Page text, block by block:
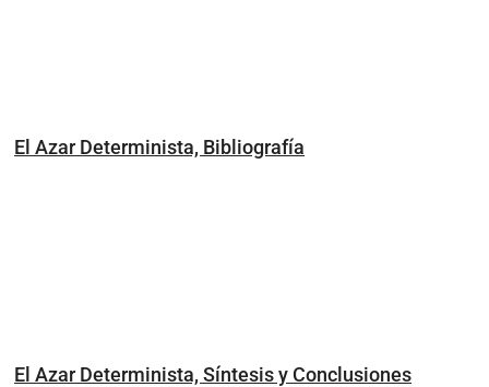
El Azar Determinista, Bibliografía
El Azar Determinista, Síntesis y Conclusiones